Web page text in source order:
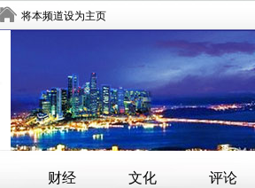
春节车票热卖 小年夜新加坡到马来西亚车票
做好每一滴水的文章 马来西亚